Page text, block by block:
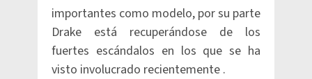
importantes como modelo, por su parte
Drake está recuperándose de los
fuertes escándalos en los que se ha
visto involucrado recientemente .